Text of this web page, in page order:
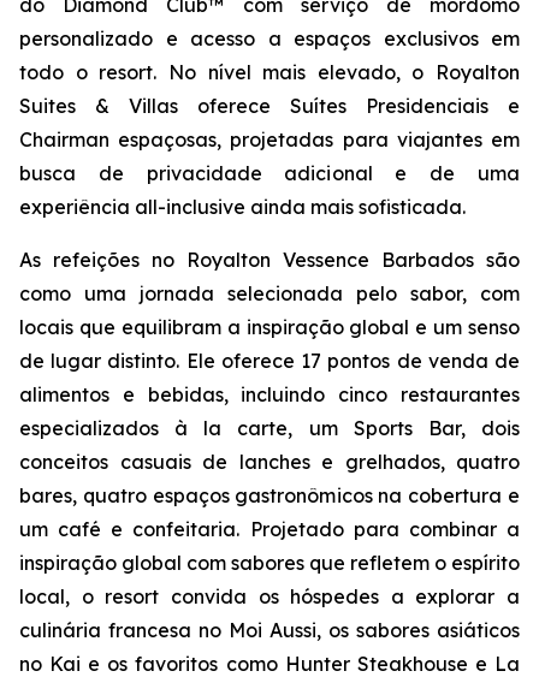
do Diamond Club™ com serviço de mordomo
personalizado e acesso a espaços exclusivos em
todo o resort. No nível mais elevado, o Royalton
Suites & Villas oferece Suítes Presidenciais e
Chairman espaçosas, projetadas para viajantes em
busca de privacidade adicional e de uma
experiência all-inclusive ainda mais sofisticada.
As refeições no Royalton Vessence Barbados são
como uma jornada selecionada pelo sabor, com
locais que equilibram a inspiração global e um senso
de lugar distinto. Ele oferece 17 pontos de venda de
alimentos e bebidas, incluindo cinco restaurantes
especializados à la carte, um Sports Bar, dois
conceitos casuais de lanches e grelhados, quatro
bares, quatro espaços gastronômicos na cobertura e
um café e confeitaria. Projetado para combinar a
inspiração global com sabores que refletem o espírito
local, o resort convida os hóspedes a explorar a
culinária francesa no Moi Aussi, os sabores asiáticos
no Kai e os favoritos como Hunter Steakhouse e La